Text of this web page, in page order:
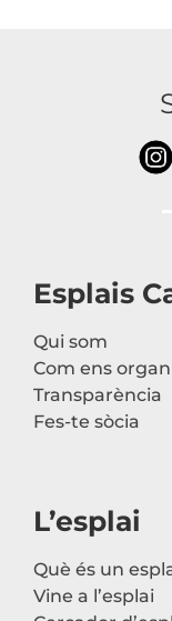
Esplais
Qui som
Com ens
Transparència
Fes-te sòcia
L’esplai
Què és un
Vine a l’esplai